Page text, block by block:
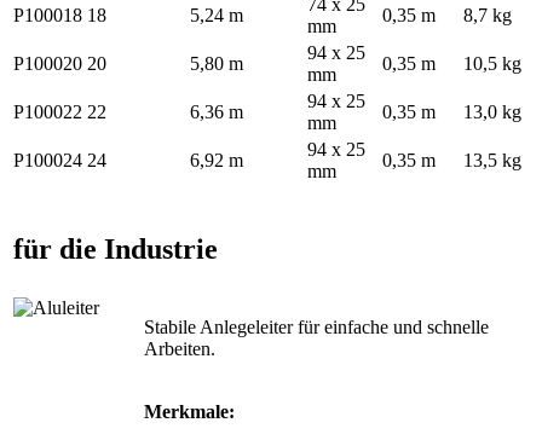
P100018 18 5,24 m
mm
0,35 m 8,7 kg
P100020 20 5,80 m
94 x 25
mm
0,35 m 10,5 kg
P100022 22 6,36 m
94 x 25
mm
0,35 m 13,0 kg
P100024 24 6,92 m
94 x 25
mm
0,35 m 13,5 kg
für die Industrie
Stabile Anlegeleiter für einfache und schnelle
Arbeiten.
Merkmale: